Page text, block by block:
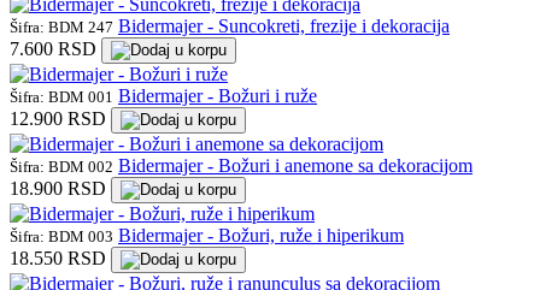
Šifra: BDM 247 Bidermajer - Suncokreti, frezije i dekoracija
7.600 RSD
Šifra: BDM 001 Bidermajer - Božuri i ruže
12.900 RSD
Šifra: BDM 002 Bidermajer - Božuri i anemone sa dekoracijom
18.900 RSD
Šifra: BDM 003 Bidermajer - Božuri, ruže i hiperikum
18.550 RSD